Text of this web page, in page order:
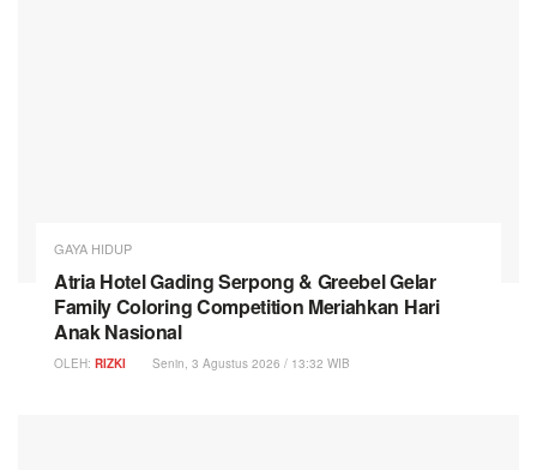
GAYA HIDUP
Atria Hotel Gading Serpong & Greebel Gelar
Family Coloring Competition Meriahkan Hari
Anak Nasional
OLEH: RIZKI Senin, 3 Agustus 2026 / 13:32 WIB